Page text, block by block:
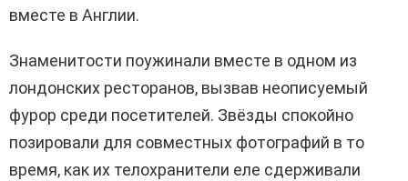
вместе в Англии.
Знаменитости поужинали вместе в одном из
лондонских ресторанов, вызвав неописуемый
фурор среди посетителей. Звёзды спокойно
позировали для совместных фотографий в то
время, как их телохранители еле сдерживали